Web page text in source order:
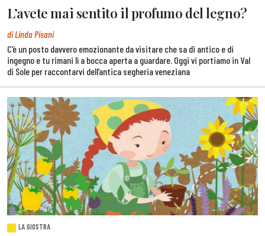
L’avete mai sentito il profumo del legno?
di Linda Pisani
C’è un posto davvero emozionante da visitare che sa di antico e di
ingegno e tu rimani lì a bocca aperta a guardare. Oggi vi portiamo in Val
di Sole per raccontarvi dell’antica segheria veneziana
LA GIOSTRA